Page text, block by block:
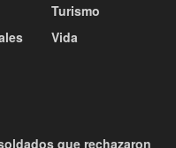
Turismo
Vida
que rechazaron